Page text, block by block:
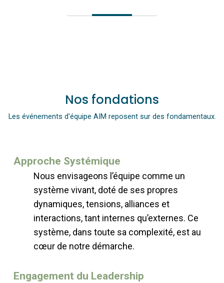
Nos fondations
Les événements d'équipe AIM reposent sur des fondamentaux.
Approche Systémique
Nous envisageons l’équipe comme un
système vivant, doté de ses propres
dynamiques, tensions, alliances et
interactions, tant internes qu’externes. Ce
système, dans toute sa complexité, est au
cœur de notre démarche.
Engagement du Leadership